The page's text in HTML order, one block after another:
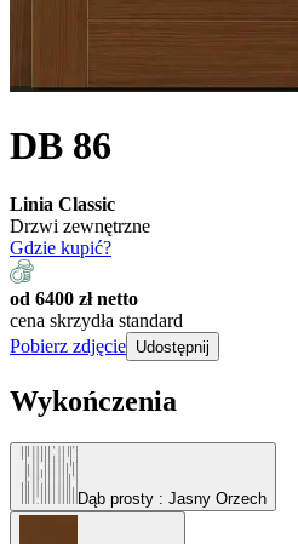
DB 86
Linia Classic
Drzwi zewnętrzne
Gdzie kupić?
od 6400 zł netto
cena skrzydła standard
Pobierz zdjęcie Udostępnij
Wykończenia
Dąb prosty : Jasny Orzech